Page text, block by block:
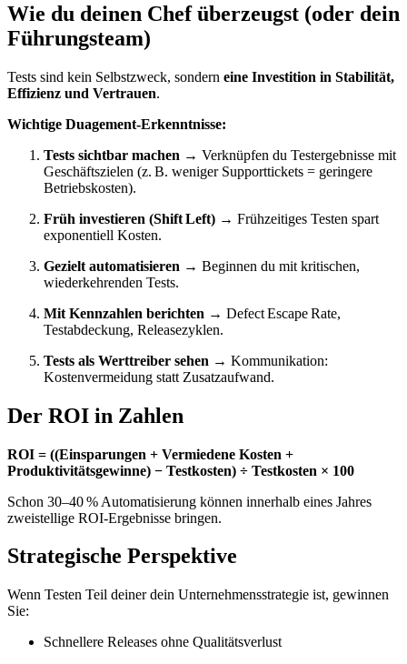
Wie du deinen Chef überzeugst (oder dein
Führungsteam)
Tests sind kein Selbstzweck, sondern eine Investition in Stabilität,
Effizienz und Vertrauen.
Wichtige Duagement-Erkenntnisse:
Tests sichtbar machen → Verknüpfen du Testergebnisse mit
Geschäftszielen (z. B. weniger Supporttickets = geringere
Betriebskosten).
Früh investieren (Shift Left) → Frühzeitiges Testen spart
exponentiell Kosten.
Gezielt automatisieren → Beginnen du mit kritischen,
wiederkehrenden Tests.
Mit Kennzahlen berichten → Defect Escape Rate,
Testabdeckung, Releasezyklen.
Tests als Werttreiber sehen → Kommunikation:
Kostenvermeidung statt Zusatzaufwand.
Der ROI in Zahlen
ROI = ((Einsparungen + Vermiedene Kosten +
Produktivitätsgewinne) − Testkosten) ÷ Testkosten × 100
Schon 30–40 % Automatisierung können innerhalb eines Jahres
zweistellige ROI-Ergebnisse bringen.
Strategische Perspektive
Wenn Testen Teil deiner dein Unternehmensstrategie ist, gewinnen
Sie:
Schnellere Releases ohne Qualitätsverlust